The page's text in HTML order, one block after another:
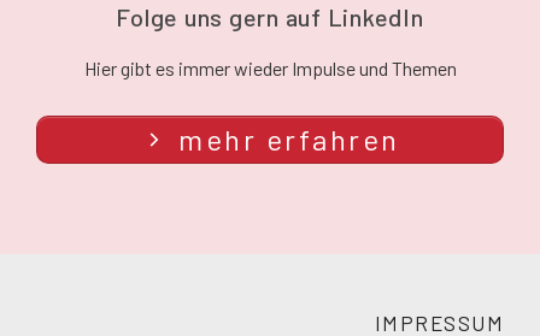
Folge uns gern auf LinkedIn
Hier gibt es immer wieder Impulse und Themen
mehr erfahren
IMPRESSUM